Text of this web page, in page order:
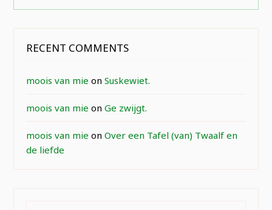
RECENT COMMENTS
moois van mie onSuskewiet.
moois van mie onGe zwijgt.
moois van mie onOver een Tafel (van) Twaalf en
de liefde